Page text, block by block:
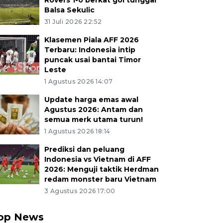
Balsa Sekulic
31 Juli 2026 22:52
Klasemen Piala AFF 2026
Terbaru: Indonesia intip
puncak usai bantai Timor
Leste
1 Agustus 2026 14:07
Update harga emas awal
Agustus 2026: Antam dan
semua merk utama turun!
1 Agustus 2026 18:14
Prediksi dan peluang
Indonesia vs Vietnam di AFF
2026: Menguji taktik Herdman
redam monster baru Vietnam
3 Agustus 2026 17:00
News